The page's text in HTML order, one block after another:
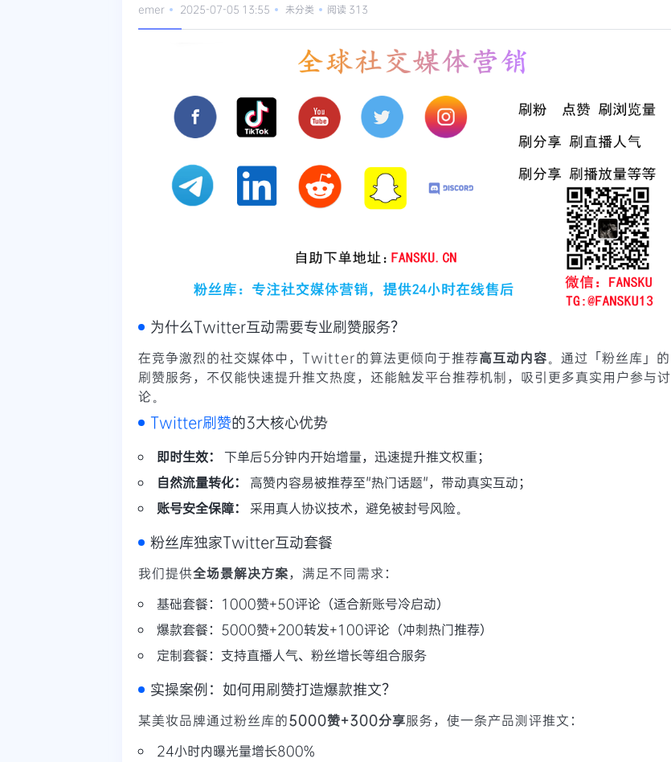
emer 2025-07-05 13:55 未分类 阅读 313
为什么Twitter互动需要专业刷赞服务？
在竞争激烈的社交媒体中，Twitter的算法更倾向于推荐高互动内容。通过「粉丝库」的
刷赞服务，不仅能快速提升推文热度，还能触发平台推荐机制，吸引更多真实用户参与讨
论。
Twitter刷赞的3大核心优势
即时生效：
下单后5分钟内开始增量，迅速提升推文权重；
自然流量转化：
高赞内容易被推荐至"热门话题"，带动真实互动；
账号安全保障：
采用真人协议技术，避免被封号风险。
粉丝库独家Twitter互动套餐
我们提供全场景解决方案，满足不同需求：
基础套餐：1000赞+50评论（适合新账号冷启动）
爆款套餐：5000赞+200转发+100评论（冲刺热门推荐）
定制套餐：支持直播人气、粉丝增长等组合服务
实操案例：如何用刷赞打造爆款推文？
某美妆品牌通过粉丝库的5000赞+300分享服务，使一条产品测评推文：
24小时内曝光量增长800%